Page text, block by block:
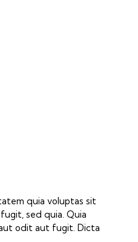
quia voluptas sit
sed quia. Quia
odit aut fugit. Dicta